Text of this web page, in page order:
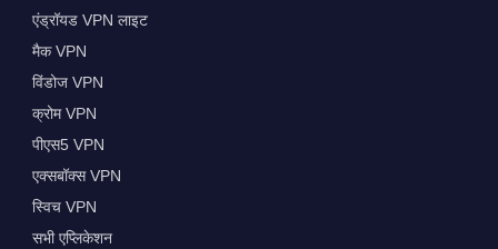
एंड्रॉयड VPN लाइट
मैक VPN
विंडोज VPN
क्रोम VPN
पीएस5 VPN
एक्सबॉक्स VPN
स्विच VPN
सभी एप्लिकेशन